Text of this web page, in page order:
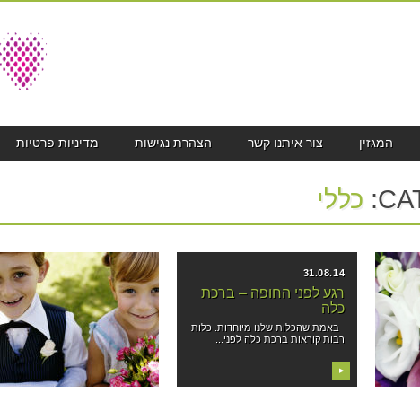
המגזין צור איתנו קשר הצהרת נגישות מדיניות פרטיות
כללי
01.09.14
חולצות לחתונה – מזכרת
מושלמת לאירוע
בני זוג המתכננים חתונה נדרשים
לחשוב על כל הפרטים הקטנים. בין...
▶
31.08.14
רגע לפני החופה – ברכת
כלה
באמת שהכלות שלנו מיוחדות. כלות
רבות קוראות ברכת כלה לפני...
▶